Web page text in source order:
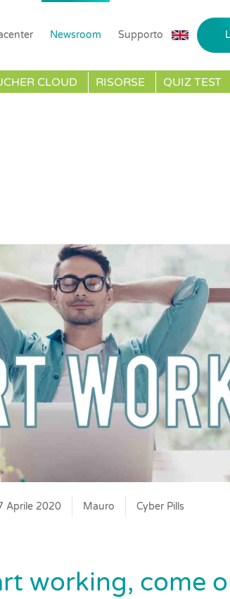
Newsroom Supporto
CLOUD RISORSE QUIZ TEST
Aprile 2020 Mauro Cyber Pills
working, come